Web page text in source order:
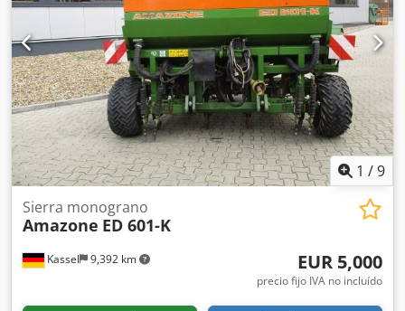
WhatsApp disponible! Si tiene preguntas sobre la máquina
o necesita más información, no dude en escribirnos
cómodamente por WhatsApp. Whatsapp Whatsapp ----
Sujeto a errores y venta previa.
1 /9
Kassel 9,392 km
Sierra monograno
Amazone ED 601-K
EUR 5,000
precio fijo IVA no incluído